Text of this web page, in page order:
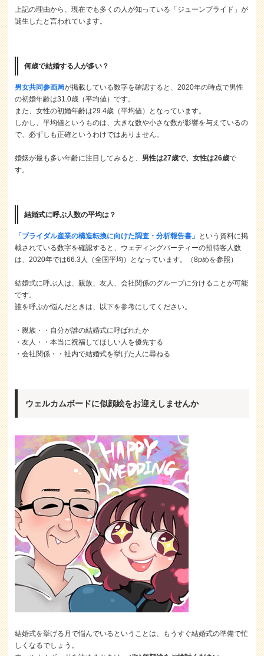
上記の理由から、現在でも多くの人が知っている「ジューンブライド」が
誕生したと言われています。
何歳で結婚する人が多い？
男女共同参画局が掲載している数字を確認すると、2020年の時点で男性
の初婚年齢は31.0歳（平均値）です。
また、女性の初婚年齢は29.4歳（平均値）となっています。
しかし、平均値というものは、大きな数や小さな数が影響を与えているの
で、必ずしも正確というわけではありません。
婚姻が最も多い年齢に注目してみると、 男性は27歳で、女性は26歳で
す。
結婚式に呼ぶ人数の平均は？
「ブライダル産業の構造転換に向けた調査・分析報告書」 という資料に掲
載されている数字を確認すると、ウェディングパーティーの招待客人数
は、2020年では66.3人（全国平均）となっています。（8pめを参照）
結婚式に呼ぶ人は、親族、友人、会社関係のグループに分けることが可能
です。
誰を呼ぶか悩んだときは、以下を参考にしてください。
・親族・・自分が誰の結婚式に呼ばれたか
・友人・・本当に祝福してほしい人を優先する
・会社関係・・社内で結婚式を挙げた人に尋ねる
ウェルカムボードに似顔絵をお迎えしませんか
結婚式を挙げる月で悩んでいるということは、もうすぐ結婚式の準備で忙
しくなるでしょう。